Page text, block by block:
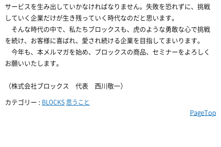
サービスを生み出していかなければなりません。失敗を恐れずに、挑戦
していく企業だけが生き残っていく時代なのだと思います。
そんな時代の中で、私たちブロックスも、虎のような勇敢な心で挑戦
を続け、お客様に喜ばれ、愛され続ける企業を目指してまいります。
今年も、本メルマガを始め、ブロックスの商品、セミナーをよろしく
お願いいたします。
（株式会社ブロックス 代表 西川敬一）
カテゴリー : BLOCKS 思うこと
PageTop